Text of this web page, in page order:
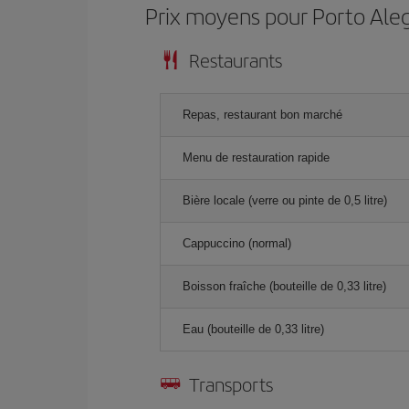
Prix ​​moyens pour Porto
Restaurants
Repas, restaurant bon marché
Menu de restauration rapide
Bière locale (verre ou pinte de 0,5 litre)
Cappuccino (normal)
Boisson fraîche (bouteille de 0,33 litre)
Eau (bouteille de 0,33 litre)
Transports